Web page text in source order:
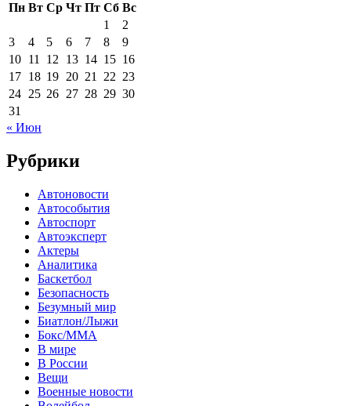
Пн Вт Ср Чт Пт Сб Вс
1
2
3
4 5 6 7 8
9
10 11 12 13 14 15 16
17 18 19 20 21 22 23
24 25 26 27 28 29 30
31
« Июн
Рубрики
Автоновости
Автособытия
Автоспорт
Автоэксперт
Актеры
Аналитика
Баскетбол
Безопасность
Безумный мир
Биатлон/Лыжи
Бокс/MMA
В мире
В России
Вещи
Военные новости